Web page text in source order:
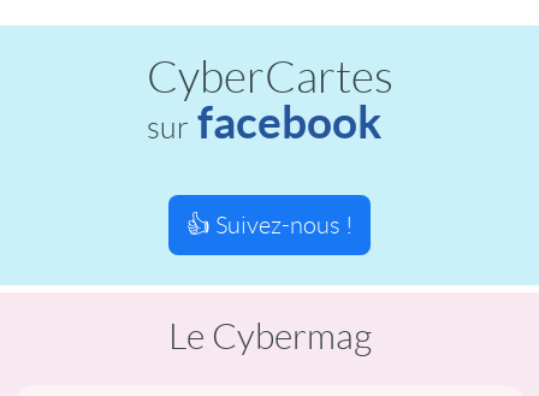
CyberCartes
sur facebook
👍 Suivez-nous !
Le Cybermag